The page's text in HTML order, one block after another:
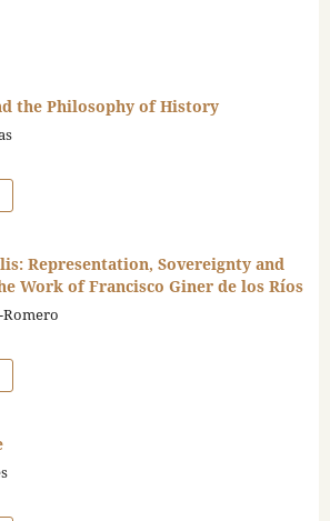
the Philosophy of History
Representation, Sovereignty and
Work of Francisco Giner de los Ríos
Romero